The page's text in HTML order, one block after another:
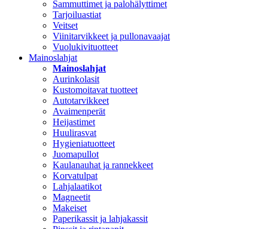
Sammuttimet ja palohälyttimet
Tarjoiluastiat
Veitset
Viinitarvikkeet ja pullonavaajat
Vuolukivituotteet
Mainoslahjat
Mainoslahjat
Aurinkolasit
Kustomoitavat tuotteet
Autotarvikkeet
Avaimenperät
Heijastimet
Huulirasvat
Hygieniatuotteet
Juomapullot
Kaulanauhat ja rannekkeet
Korvatulpat
Lahjalaatikot
Magneetit
Makeiset
Paperikassit ja lahjakassit